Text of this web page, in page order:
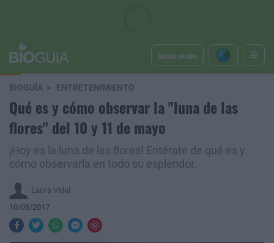
Iniciar sesión
BIOGUÍA ENTRETENIMIENTO
Qué es y cómo observar la "luna de las
flores" del 10 y 11 de mayo
¡Hoy es la luna de las flores! Entérate de qué es y
cómo observarla en todo su esplendor.
Laura Vidal
10/05/2017